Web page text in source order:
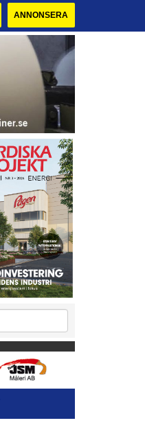
ANNONSERA